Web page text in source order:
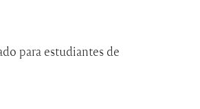
para estudiantes de